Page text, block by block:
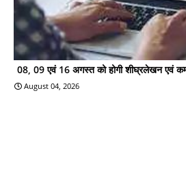
08, 09 एवं 16 अगस्त को होगी शीघ्रलेखन एवं
August 04, 2026